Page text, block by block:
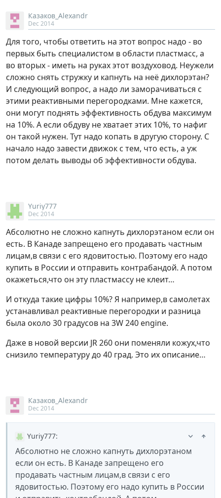
Казаков_Alexandr
Dec 2014
Для того, чтобы ответить на этот вопрос надо - во
первых быть специалистом в области пластмасс, а
во вторых - иметь на руках этот воздуховод. Неужели
сложно снять стружку и капнуть на неё дихлорэтан?
И следующий вопрос, а надо ли заморачиваться с
этими реактивными перегородками. Мне кажется,
они могут поднять эффективность обдува максимум
на 10%. А если обдуву не хватает этих 10%, то нафиг
он такой нужен. Тут надо копать в другую сторону. С
начало надо завести движок с тем, что есть, а уж
потом делать выводы об эффективности обдува.
Yuriy777
Dec 2014
Aбсолютно не сложно капнуть дихлорэтаном если он
есть. В Канаде запрещено его продавать частным
лицам,в связи с его ядовитостью. Поэтому его надо
купить в России и отправить контрабандой. А потом
окажеться,что он эту пластмассу не клеит…
И откуда такие цифры 10%? Я например,в самолетах
устанавливал реактивные перегородки и разница
была около 30 градусов на 3W 240 engine.
Даже в новой версии JR 260 они поменяли кожух,что
снизило температуру до 40 град. Это их описание…
Казаков_Alexandr
Dec 2014
Yuriy777:
Aбсолютно не сложно капнуть дихлорэтаном
если он есть. В Канаде запрещено его
продавать частным лицам,в связи с его
ядовитостью. Поэтому его надо купить в России